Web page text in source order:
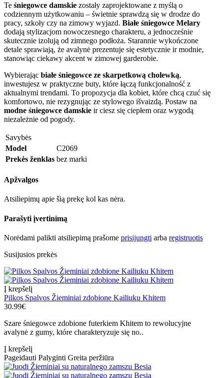
Te śniegowce damskie zostały zaprojektowane z myślą o
codziennym użytkowaniu – świetnie sprawdzą się w drodze do
pracy, szkoły czy na zimowy wyjazd. Białe śniegowce Melary
dodają stylizacjom nowoczesnego charakteru, a jednocześnie
skutecznie izolują od zimnego podłoża. Starannie wykończone
detale sprawiają, że avalynė prezentuje się estetycznie ir modnie,
stanowiąc ciekawy akcent w zimowej garderobie.
Wybierając białe śniegowce ze skarpetkową cholewką,
inwestujesz w praktyczne buty, które łączą funkcjonalność z
aktualnymi trendami. To propozycja dla kobiet, które chcą czuć się
komfortowo, nie rezygnując ze stylowego išvaizdą. Postaw na
modne śniegowce damskie ir ciesz się ciepłem oraz wygodą
niezależnie od pogody.
Savybės
Model
C2069
Prekės ženklas bez marki
Apžvalgos
Atsiliepimų apie šią prekę kol kas nėra.
Parašyti įvertinimą
Norėdami palikti atsiliepimą prašome prisijungti arba registruotis
Susijusios prekės
Į krepšelį
Pilkos Spalvos Žieminiai zdobione Kailiuku Khitem
30.99€
Szare śniegowce zdobione futerkiem Khitem to rewolucyjne
avalynė z gumy, które charakteryzuje się no..
Į krepšelį
Pageidauti Palyginti Greita peržiūra